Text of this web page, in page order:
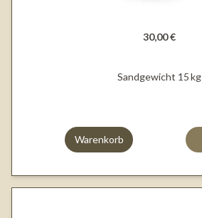
30,00 €
Sandgewicht 15 kg
Warenkorb